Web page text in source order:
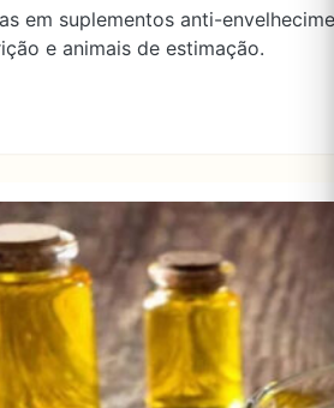
em suplementos anti-
e animais de estimação.